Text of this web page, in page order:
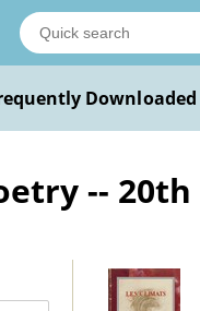
Downloaded
--